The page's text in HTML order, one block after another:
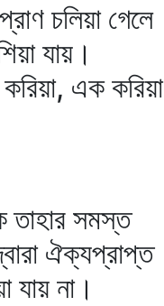
চলিয়া গেলে
যায়।
এক করিয়া
তাহার সমস্ত
ঐক্যপ্রাপ্ত
যায় না।